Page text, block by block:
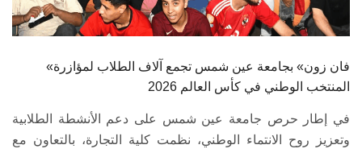
الزائـرون
«فان زون» بجامعة عين شمس تجمع آلاف الطلاب لمؤازرة
المنتخب الوطني في كأس العالم 2026
في إطار حرص جامعة عين شمس على دعم الأنشطة الطلابية
وتعزيز روح الانتماء الوطني، نظمت كلية التجارة، بالتعاون مع